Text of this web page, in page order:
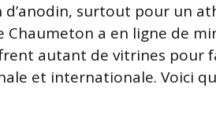
d’anodin, surtout pour un
Chaumeton a en ligne de
autant de vitrines pour
et internationale. Voici